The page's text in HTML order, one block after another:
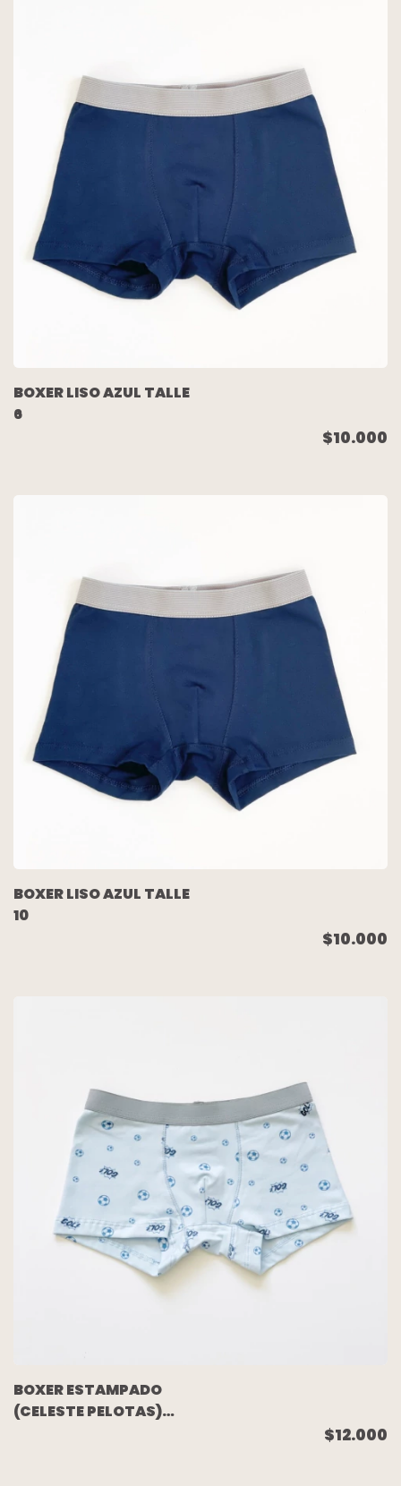
BOXER LISO AZUL TALLE
6
$10.000
BOXER LISO AZUL TALLE
10
$10.000
BOXER ESTAMPADO
(CELESTE PELOTAS)
$12.000